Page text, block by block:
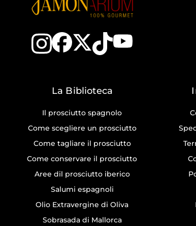
La Biblioteca
Il prosciutto spagnolo
Come scegliere un prosciutto
Come tagliare il prosciutto
Come conservare il prosciutto
Aree dil prosciutto iberico
Salumi espagnoli
Olio Extravergine di Oliva
Sobrasada di Mallorca